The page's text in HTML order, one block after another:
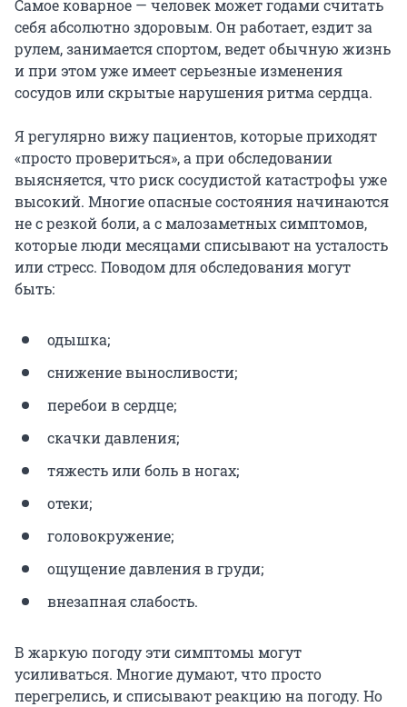
Самое коварное — человек может годами считать
себя абсолютно здоровым. Он работает, ездит за
рулем, занимается спортом, ведет обычную жизнь
и при этом уже имеет серьезные изменения
сосудов или скрытые нарушения ритма сердца.
Я регулярно вижу пациентов, которые приходят
«просто провериться», а при обследовании
выясняется, что риск сосудистой катастрофы уже
высокий. Многие опасные состояния начинаются
не с резкой боли, а с малозаметных симптомов,
которые люди месяцами списывают на усталость
или стресс. Поводом для обследования могут
быть:
одышка;
снижение выносливости;
перебои в сердце;
скачки давления;
тяжесть или боль в ногах;
отеки;
головокружение;
ощущение давления в груди;
внезапная слабость.
В жаркую погоду эти симптомы могут
усиливаться. Многие думают, что просто
перегрелись, и списывают реакцию на погоду. Но